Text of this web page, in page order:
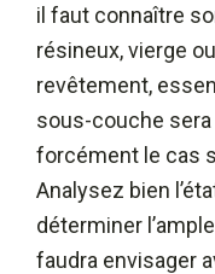
il faut connaître
résineux, vierge
revêtement,
sous-couche
forcément le cas
Analysez bien
déterminer
faudra envisager